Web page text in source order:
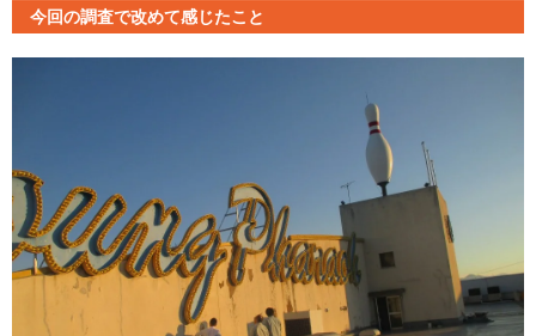
今回の調査で改めて感じたこと